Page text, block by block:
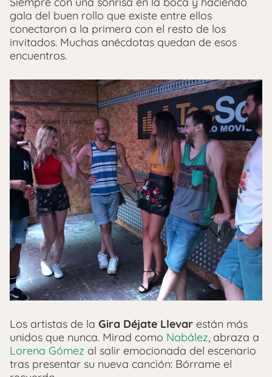
gala del buen rollo que existe entre ellos
conectaron a la primera con el resto de los
invitados. Muchas anécdotas quedan de esos
encuentros.
Los artistas de la Gira Déjate Llevar están más
unidos que nunca. Mirad como Nabález, abraza a
Lorena Gómez al salir emocionada del escenario
tras presentar su nueva canción: Bórrame el